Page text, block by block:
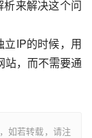
来解决这个问
立IP的时候，用
站，而不需要通
如若转载，请注